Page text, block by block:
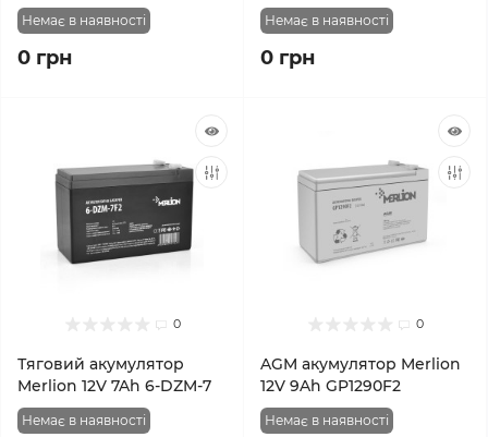
Немає в наявності
0 грн
Немає в наявності
0 грн
0
Тяговий акумулятор
Merlion 12V 7Ah 6-DZM-7
Немає в наявності
0
AGM акумулятор Merlion
12V 9Ah GP1290F2
Немає в наявності